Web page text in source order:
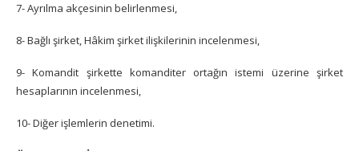
7- Ayrılma akçesinin belirlenmesi,
8- Bağlı şirket, Hâkim şirket ilişkilerinin incelenmesi,
9- Komandit şirkette komanditer ortağın istemi üzerine şirket
hesaplarının incelenmesi,
10- Diğer işlemlerin denetimi.